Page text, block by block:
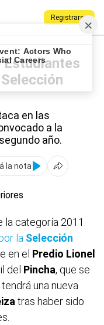
Registrarse
Estudiantes
en las
a la
año.
la nota
la categoría 2011
la Selección
en el Predio Lionel
del Pincha, que se
una nueva
tras haber sido